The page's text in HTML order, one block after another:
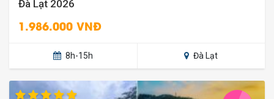
Đà Lạt 2026
1.986.000 VNĐ
8h-15h Đà Lạt